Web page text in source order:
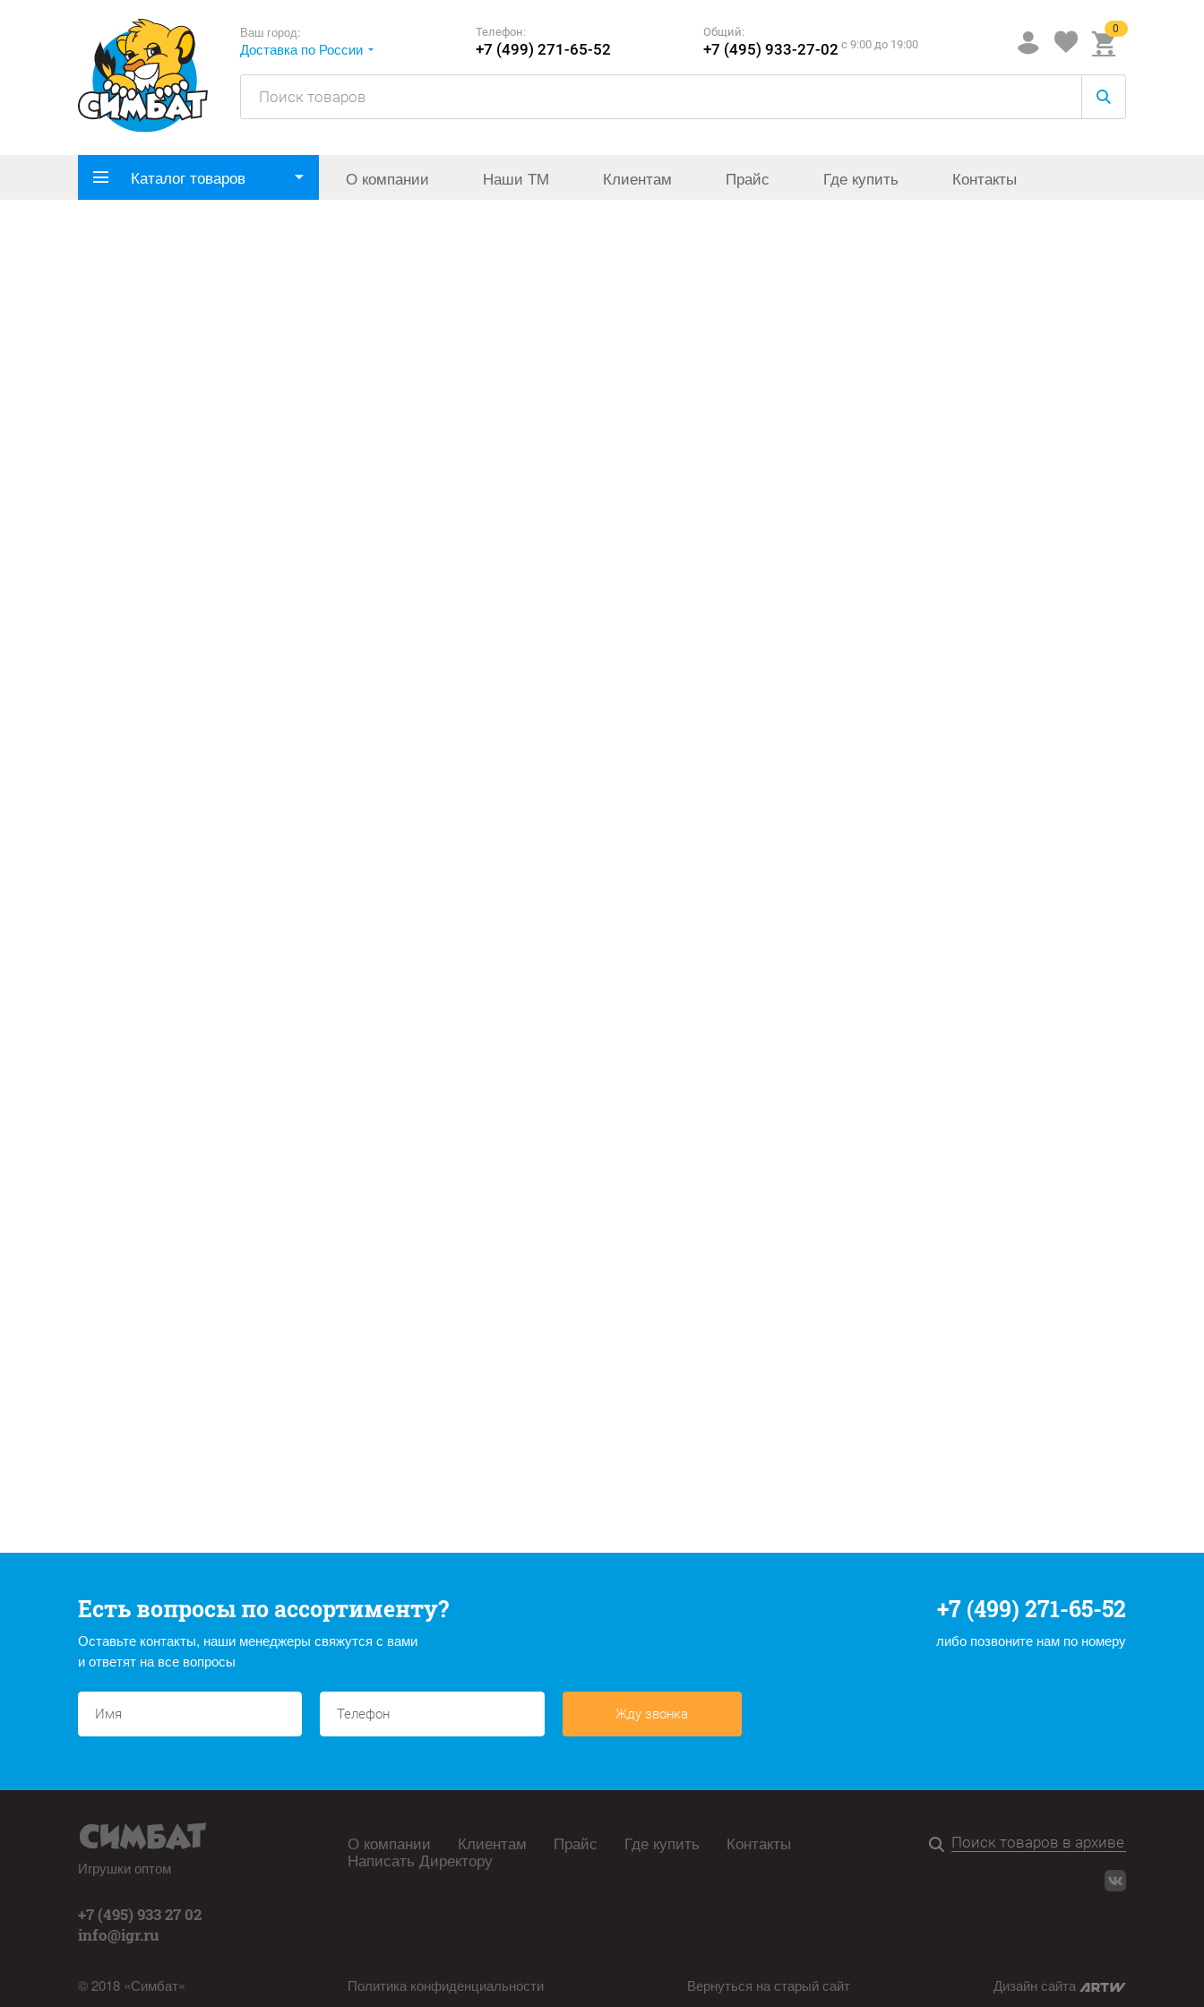
Ваш город:
Доставка по России
Телефон:
+7 (499) 271-65-52
Общий:
+7 (495) 933-27-02 c 9:00 до 19:00
0
Каталог товаров О компании Наши ТМ Клиентам Прайс Где купить Контакты
Есть вопросы по ассортименту?
Оставьте контакты, наши менеджеры свяжутся с вами
и ответят на все вопросы
+7 (499) 271-65-52
либо позвоните нам по номеру
Жду звонка
Игрушки оптом
+7 (495) 933 27 02
info@igr.ru
© 2018 «Симбат»
О компании Клиентам Прайс Где купить Контакты
Написать Директору
Политика конфиденциальности Вернуться на старый сайт Дизайн сайта